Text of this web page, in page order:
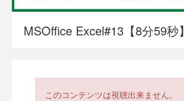
MSOffice Excel#13【8分59秒】
このコンテンツは視聴出来ません。